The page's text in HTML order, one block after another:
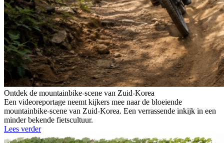
Ontdek de mountainbike-scene van Zuid-Korea
Een videoreportage neemt kijkers mee naar de bloeiende
mountainbike-scene van Zuid-Korea. Een verrassende inkijk in een
minder bekende fietscultuur.
Lees verder